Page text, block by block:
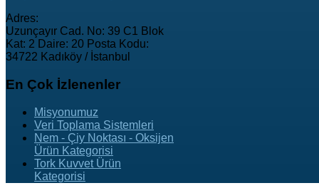
Adres:
Uzunçayır Cad. No: 39 C1 Blok
Kat: 2 Daire: 20 Posta Kodu:
34722 Kadıköy / İstanbul
En Çok İzlenenler
Misyonumuz
Veri Toplama Sistemleri
Nem - Çiy Noktası - Oksijen
Ürün Kategorisi
Tork Kuvvet Ürün
Kategorisi